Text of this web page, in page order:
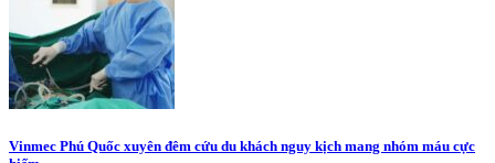
Vinmec Phú Quốc xuyên đêm cứu du khách nguy kịch mang nhóm máu cực